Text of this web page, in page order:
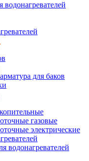
водонагревателей
для баков
газовые
электрические
водонагревателей